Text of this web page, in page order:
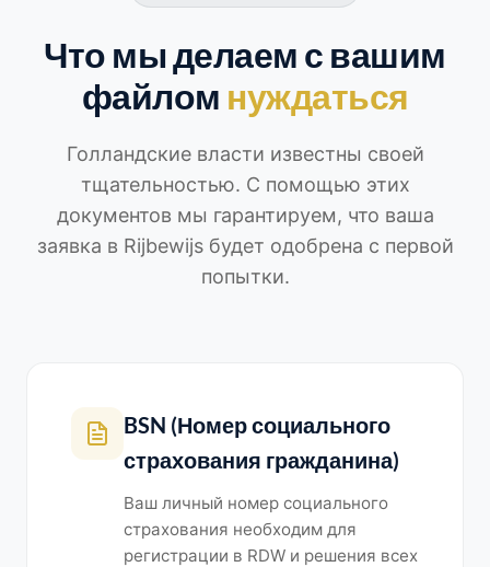
Что мы делаем с вашим
файлом нуждаться
Голландские власти известны своей
тщательностью. С помощью этих
документов мы гарантируем, что ваша
заявка в Rijbewijs будет одобрена с первой
попытки.
BSN (Номер социального
страхования гражданина)
Ваш личный номер социального
страхования необходим для
регистрации в RDW и решения всех